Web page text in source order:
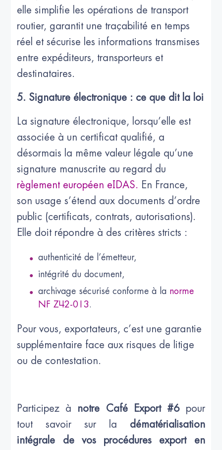
elle simplifie les opérations de transport
routier, garantit une traçabilité en temps
réel et sécurise les informations transmises
entre expéditeurs, transporteurs et
destinataires.
5. Signature électronique : ce que dit la loi
La signature électronique, lorsqu’elle est
associée à un certificat qualifié, a
désormais la même valeur légale qu’une
signature manuscrite au regard du
règlement européen eIDAS. En France,
son usage s’étend aux documents d’ordre
public (certificats, contrats, autorisations).
Elle doit répondre à des critères stricts :
authenticité de l’émetteur,
intégrité du document,
archivage sécurisé conforme à la norme
NF Z42-013.
Pour vous, exportateurs, c’est une garantie
supplémentaire face aux risques de litige
ou de contestation.
Participez à notre Café Export #6pour
tout savoir sur la dématérialisation
intégrale de vos procédures export en